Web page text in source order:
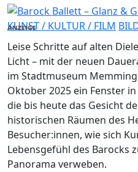
KUNST / KULTUR / FILM
ANZEIGE
Leise Schritte auf alten
Licht – mit der neuen
im Stadtmuseum
Oktober 2025 ein Fenster
die bis heute das Gesicht
historischen Räumen des
Besucher:innen, wie sich
Lebensgefühl des Barocks
Panorama verweben.